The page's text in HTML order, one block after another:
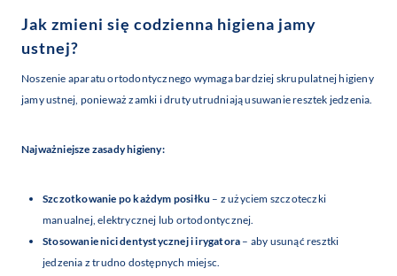
Jak zmieni się codzienna higiena jamy
ustnej?
Noszenie aparatu ortodontycznego wymaga bardziej skrupulatnej higieny
jamy ustnej, ponieważ zamki i druty utrudniają usuwanie resztek jedzenia.
Najważniejsze zasady higieny:
Szczotkowanie po każdym posiłku – z użyciem szczoteczki
manualnej, elektrycznej lub ortodontycznej.
Stosowanie nici dentystycznej i irygatora – aby usunąć resztki
jedzenia z trudno dostępnych miejsc.